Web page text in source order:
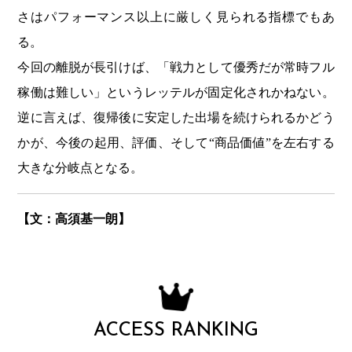
さはパフォーマンス以上に厳しく見られる指標でもあ
る。
今回の離脱が長引けば、「戦力として優秀だが常時フル
稼働は難しい」というレッテルが固定化されかねない。
逆に言えば、復帰後に安定した出場を続けられるかどう
かが、今後の起用、評価、そして“商品価値”を左右する
大きな分岐点となる。
【文：高須基一朗】
ACCESS RANKING